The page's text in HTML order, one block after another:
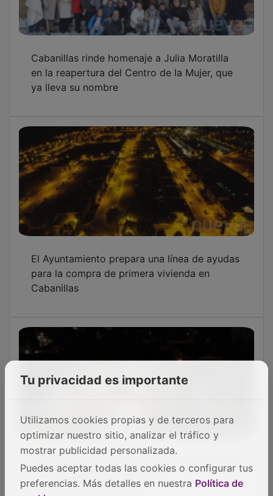
en la reapertura del Centro de la Mujer, que
ya lleva su nombre
para la compra de primera vivienda en
Cabanillas
Cabanillas presenta un programa de Navidad
con casi 60 actividades
Tu privacidad es importante
Utilizamos cookies propias y de terceros para
optimizar nuestro sitio, analizar el tráfico y
mostrar publicidad personalizada.
Puedes aceptar todas las cookies o configurar tus
preferencias. Más detalles en nuestra Política de